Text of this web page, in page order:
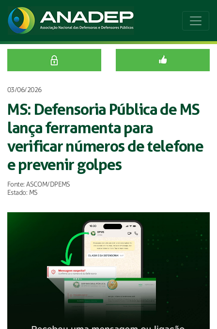
03/06/2026
MS: Defensoria Pública de MS
lança ferramenta para
verificar números de telefone
e prevenir golpes
Fonte: ASCOM/DPEMS
Estado: MS